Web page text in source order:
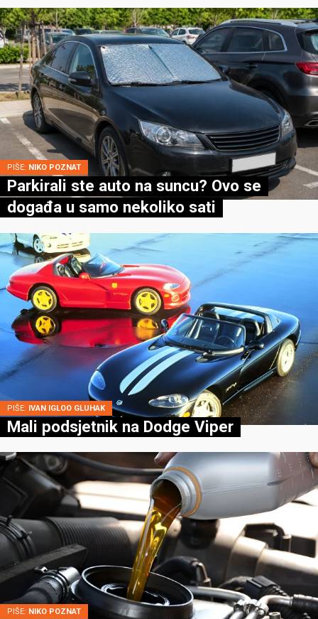
PIŠE: NIKO POZNAT
Parkirali ste auto na suncu? Ovo se
događa u samo nekoliko sati
PIŠE: IVAN IGLOO GLUHAK
Mali podsjetnik na Dodge Viper
PIŠE: NIKO POZNAT